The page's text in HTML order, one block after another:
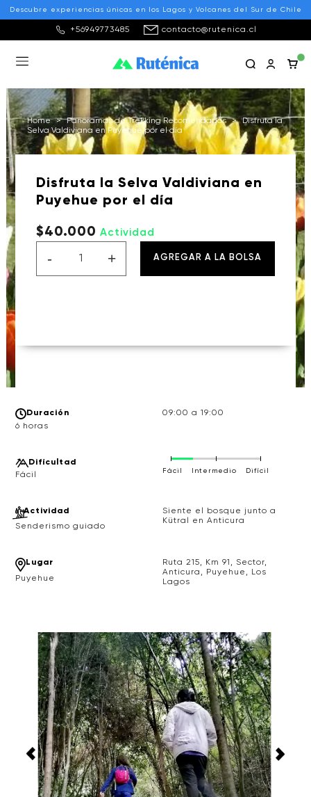
+56949773485 contacto@rutenica.cl
Descubre experiencias únicas en los Lagos y Volcanes del Sur de Chile
Home > Panoramas de Trekking Recomendados >
Disfruta la
Selva Valdiviana en Puyehue por el día
Duración
6 horas
09:00 a 19:00
Difícultad
Fácil Intermedio Difícil
Actividad
Senderismo guiado
Siente el bosque junto a
Kütral en Anticura
Lugar
Puyehue
Ruta 215, Km 91, Sector,
Anticura, Puyehue, Los
Lagos
Disfruta la Selva Valdiviana en
Puyehue por el día
$40.000 Actividad
+
- AGREGAR A LA BOLSA